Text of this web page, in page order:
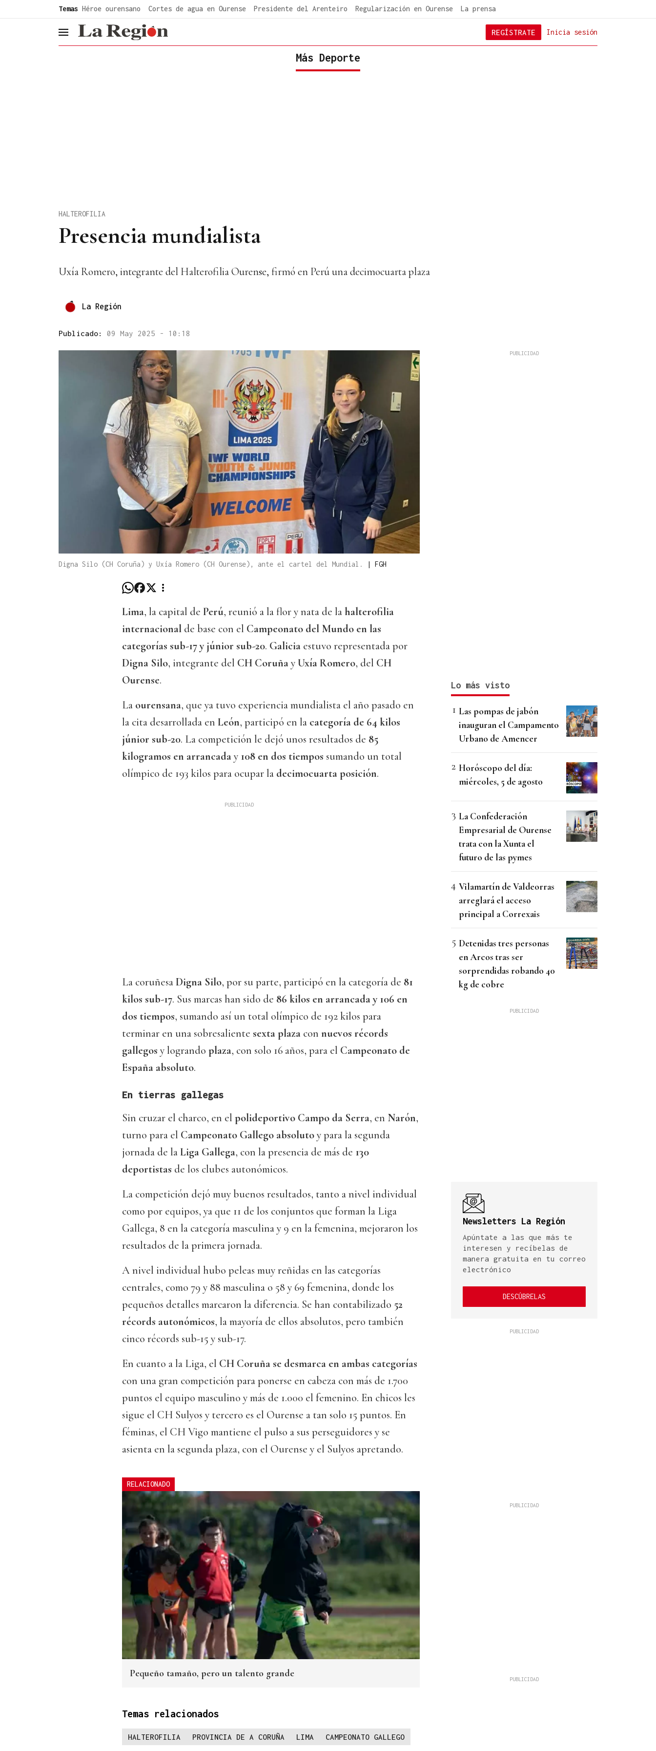
Temas Héroe ourensano Cortes de agua en Ourense Presidente del Arenteiro Regularización en Ourense La prensa
header.menu.open Inicia sesión
REGÍSTRATE
Más Deporte
Presencia mundialista
HALTEROFILIA
Uxía Romero, integrante del Halterofilia Ourense, firmó en Perú una decimocuarta plaza
La Región
Publicado: 09 May 2025 - 10:18
Digna Silo (CH Coruña) y Uxía Romero (CH Ourense), ante el cartel del Mundial. | FGH
Lima, la capital de Perú, reunió a la flor y nata de lahalterofilia
internacional de base con el Campeonato del Mundo en las
categorías sub-17 y júnior sub-20. Galicia estuvo representada por
Digna Silo, integrante del CH CoruñayUxía Romero, del CH
Ourense.
La ourensana, que ya tuvo experiencia mundialista el año pasado en
la cita desarrollada en León, participó en la categoría de 64 kilos
júnior sub-20. La competición le dejó unos resultados de 85
kilogramos en arrancaday 108 en dos tiempos sumando un total
olímpico de 193 kilos para ocupar la decimocuarta posición.
La coruñesaDigna Silo, por su parte, participó en la categoría de 81
kilos sub-17. Sus marcas han sido de 86 kilos en arrancada y 106 en
dos tiempos, sumando así un total olímpico de 192 kilos para
terminar en una sobresaliente sexta plaza con nuevos récords
gallegos y logrando plaza, con solo 16 años, para el Campeonato de
España absoluto.
En tierras gallegas
Sin cruzar el charco, en el polideportivo Campo da Serra, en Narón,
turno para el Campeonato Gallego absolutoy para la segunda
jornada de laLiga Gallega, con la presencia de más de 130
deportistas de los clubes autonómicos.
La competición dejó muy buenos resultados, tanto a nivel individual
como por equipos, ya que 11 de los conjuntos que forman la Liga
Gallega, 8 en la categoría masculina y 9 en la femenina, mejoraron los
resultados de la primera jornada.
A nivel individual hubo peleas muy reñidas en las categorías
centrales, como 79 y 88 masculina o 58 y 69 femenina, donde los
pequeños detalles marcaron la diferencia. Se han contabilizado 52
récords autonómicos, la mayoría de ellos absolutos, pero también
cinco récords sub-15 y sub-17.
En cuanto a la Liga, el CH Coruña se desmarca en ambas categorías
con una gran competición para ponerse en cabeza con más de 1.700
puntos el equipo masculino y más de 1.000 el femenino. En chicos les
sigue el CH Sulyos y tercero es el Ourense a tan solo 15 puntos. En
féminas, el CH Vigo mantiene el pulso a sus perseguidores y se
asienta en la segunda plaza, con el Ourense y el Sulyos apretando.
RELACIONADO
Pequeño tamaño, pero un talento grande
Temas relacionados
HALTEROFILIA PROVINCIA DE A CORUÑA LIMA CAMPEONATO GALLEGO
Lo más visto
Las pompas de jabón
inauguran el Campamento
Urbano de Amencer
Horóscopo del día:
miércoles, 5 de agosto
La Confederación
Empresarial de Ourense
trata con la Xunta el
futuro de las pymes
Vilamartín de Valdeorras
arreglará el acceso
principal a Correxais
Detenidas tres personas
en Arcos tras ser
sorprendidas robando 40
kg de cobre
Newsletters La Región
Apúntate a las que más te
interesen y recíbelas de
manera gratuita en tu correo
electrónico
DESCÚBRELAS